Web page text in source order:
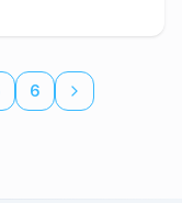
6